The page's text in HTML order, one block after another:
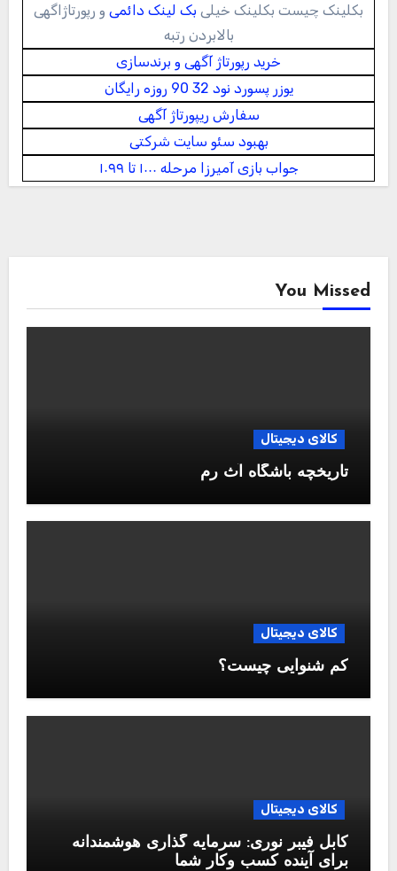
بکلینک چیست بکلینک خیلی بک لینک دائمی و رپورتاژاگهی
بالابردن رتبه
خرید رپورتاژ آگهی و برندسازی
یوزر پسورد نود 32 90 روزه رایگان
سفارش ریپورتاژ آگهی
بهبود سئو سایت‌ شرکتی
جواب بازی آمیرزا مرحله ۱۰۰۰ تا ۱۰۹۹
You Missed
کالای دیجیتال
تاریخچه باشگاه آث رم
کالای دیجیتال
کم شنوایی چیست؟
کالای دیجیتال
کابل فیبر نوری: سرمایه گذاری هوشمندانه
برای آینده کسب وکار شما